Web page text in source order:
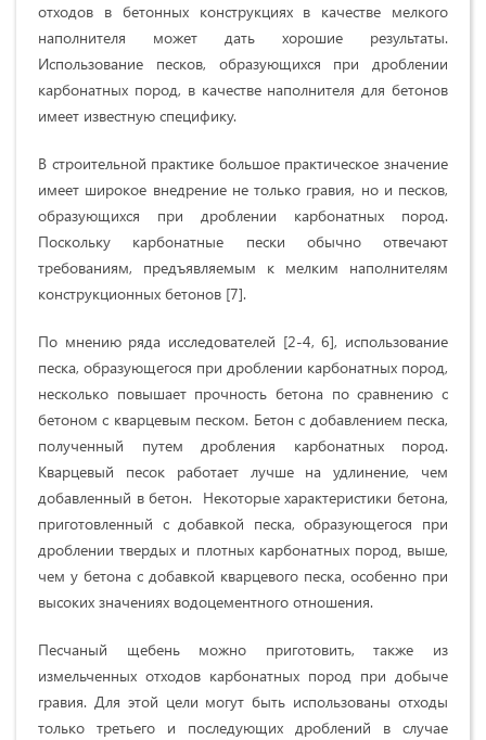
отходов в бетонных конструкциях в качестве мелкого
наполнителя может дать хорошие результаты.
Использование песков, образующихся при дроблении
карбонатных пород, в качестве наполнителя для бетонов
имеет известную специфику.
В строительной практике большое практическое значение
имеет широкое внедрение не только гравия, но и песков,
образующихся при дроблении карбонатных пород.
Поскольку карбонатные пески обычно отвечают
требованиям, предъявляемым к мелким наполнителям
конструкционных бетонов [7].
По мнению ряда исследователей [2-4, 6], использование
песка, образующегося при дроблении карбонатных пород,
несколько повышает прочность бетона по сравнению с
бетоном с кварцевым песком. Бетон с добавлением песка,
полученный путем дробления карбонатных пород.
Кварцевый песок работает лучше на удлинение, чем
добавленный в бетон. Некоторые характеристики бетона,
приготовленный с добавкой песка, образующегося при
дроблении твердых и плотных карбонатных пород‚ выше,
чем у бетона с добавкой кварцевого песка‚ особенно при
высоких значениях водоцементного отношения.
Песчаный щебень можно приготовить, также из
измельченных отходов карбонатных пород при добыче
гравия. Для этой цели могут быть использованы отходы
только третьего и последующих дроблений в случае